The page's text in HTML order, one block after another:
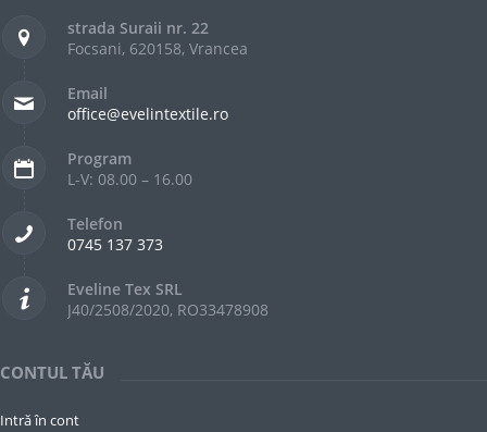
strada Suraii nr. 22
Focsani, 620158, Vrancea
Email
office@evelintextile.ro
Program
L-V: 08.00 – 16.00
Telefon
0745 137 373
Eveline Tex SRL
J40/2508/2020, RO33478908
CONTUL TĂU
Intră în cont